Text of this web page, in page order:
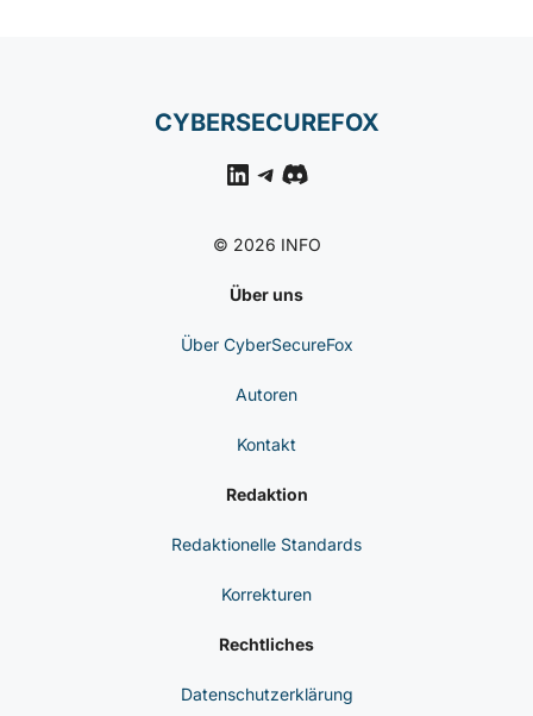
CYBERSECUREFOX
LinkedIn
Telegram
Discord
© 2026 INFO
Über uns
Über CyberSecureFox
Autoren
Kontakt
Redaktion
Redaktionelle Standards
Korrekturen
Rechtliches
Datenschutzerklärung